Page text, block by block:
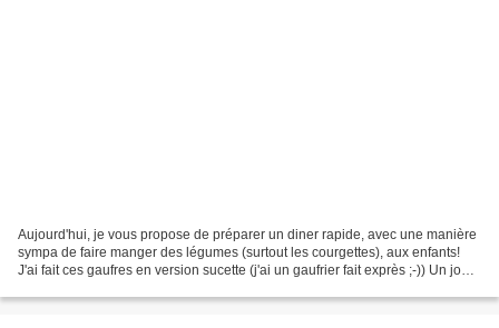
Aujourd'hui, je vous propose de préparer un diner rapide, avec une manière
sympa de faire manger des légumes (surtout les courgettes), aux enfants!
J'ai fait ces gaufres en version sucette (j'ai un gaufrier fait exprès ;-)) Un jour,